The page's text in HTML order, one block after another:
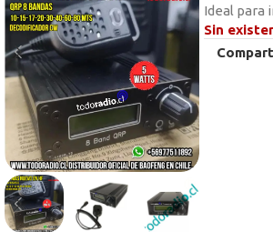
Ideal para
Sin